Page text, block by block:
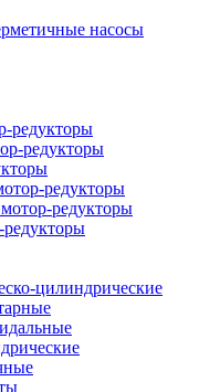
насосы
редукторы
редукторы
редукторы
редукторы
цилиндрические